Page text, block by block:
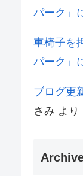
パーク」
車椅子を
パーク」
ブログ更
さみ より